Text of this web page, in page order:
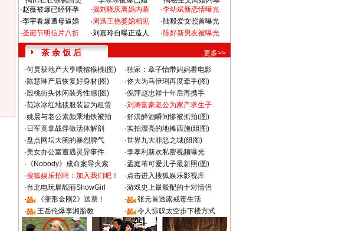
·赵薇被爆已经怀孕
·李宇春爆遭母逼婚
·圣诞节明信片八折
·揭刘晓庆离婚内幕
·周迅王艳婆媳相见
·刘嘉玲自曝正造人
·李幼斌新恋情曝光
·陆毅爱女照首曝光
·陈好新男友被曝光
茶 余 饭 后
更多>>
·何炅获地产大亨喂猕猴桃(图) ·独家：章子怡带妈妈看电影
·陈慧琳产后恢复好身材(图) ·佟大为马伊琍再度牵手(图)
·殷桃街头休闲装秀性感(图) ·倪萍赵忠祥十年后再携手
·范冰冰红地毯服装皆为租赁 ·刘涛富豪老公为家产求生子
·姚晨与老公素颜乘地铁被拍 ·舒淇醉酒瞬间惨被抓拍(图)
· 日军竟拿战俘做活体解剖 ·实拍漂亮的地摊西施(组图)
·盘点网坛大腕的暴烈脾气 ·世界九大罪恶之城(组图)
·美女办公室遭遇灵异事件 ·李孝利新欢私密视频曝光
· 《Nobody》成命案导火索 ·孟庭苇可爱儿子最新照(图)
·搜狐娱乐招聘：加入我们吧！ ·点击进入搜狐娱乐影视库
·台北电玩展靓丽ShowGirl ·游戏史上最般配的十对情侣
·
《变形金刚2》送票！ ·
张元首透露戒毒生活
·
王岳伦爆李湘胎教 · 令人惊叹太空步下楼方式